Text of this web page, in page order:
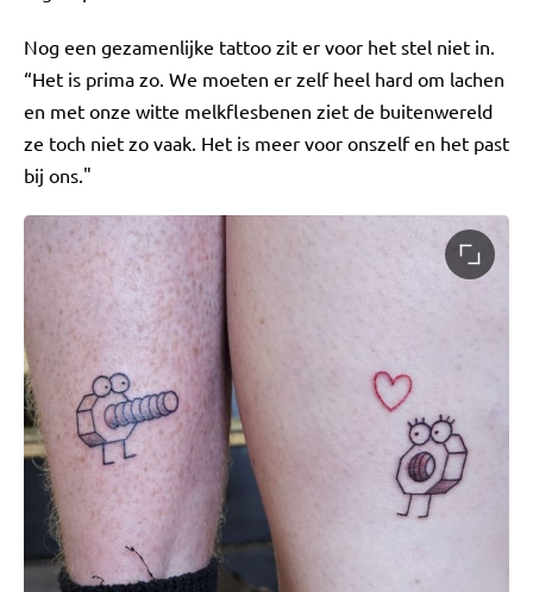
Nog een gezamenlijke tattoo zit er voor het stel niet in.
“Het is prima zo. We moeten er zelf heel hard om lachen
en met onze witte melkflesbenen ziet de buitenwereld
ze toch niet zo vaak. Het is meer voor onszelf en het past
bij ons."